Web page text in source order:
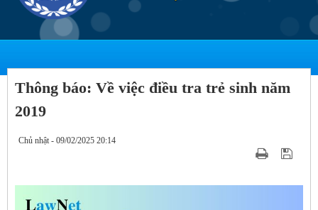
Thông báo: Về việc điều tra trẻ sinh năm
2019
Chủ nhật - 09/02/2025 20:14